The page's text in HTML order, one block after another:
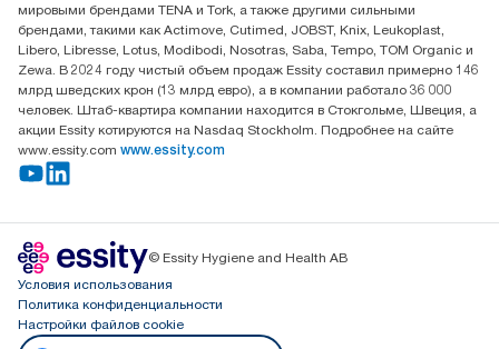
мировыми брендами TENA и Tork, а также другими сильными
брендами, такими как Actimove, Cutimed, JOBST, Knix, Leukoplast,
Libero, Libresse, Lotus, Modibodi, Nosotras, Saba, Tempo, TOM Organic и
Zewa. В 2024 году чистый объем продаж Essity составил примерно 146
млрд шведских крон (13 млрд евро), а в компании работало 36 000
человек. Штаб-квартира компании находится в Стокгольме, Швеция, а
акции Essity котируются на Nasdaq Stockholm. Подробнее на сайте
www.essity.com www.essity.com
© Essity Hygiene and Health AB
Условия использования
Политика конфиденциальности
Настройки файлов cookie